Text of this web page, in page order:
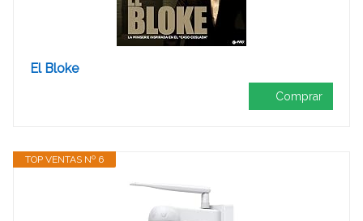
El Bloke
Comprar
TOP VENTAS Nº 6